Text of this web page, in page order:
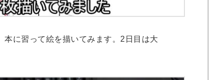
に習って絵を描いてみます。2日目は大